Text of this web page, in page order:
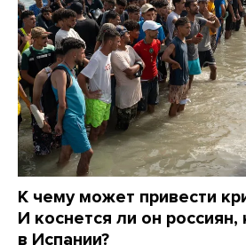
К чему может привести
И коснется ли он
в Испании?